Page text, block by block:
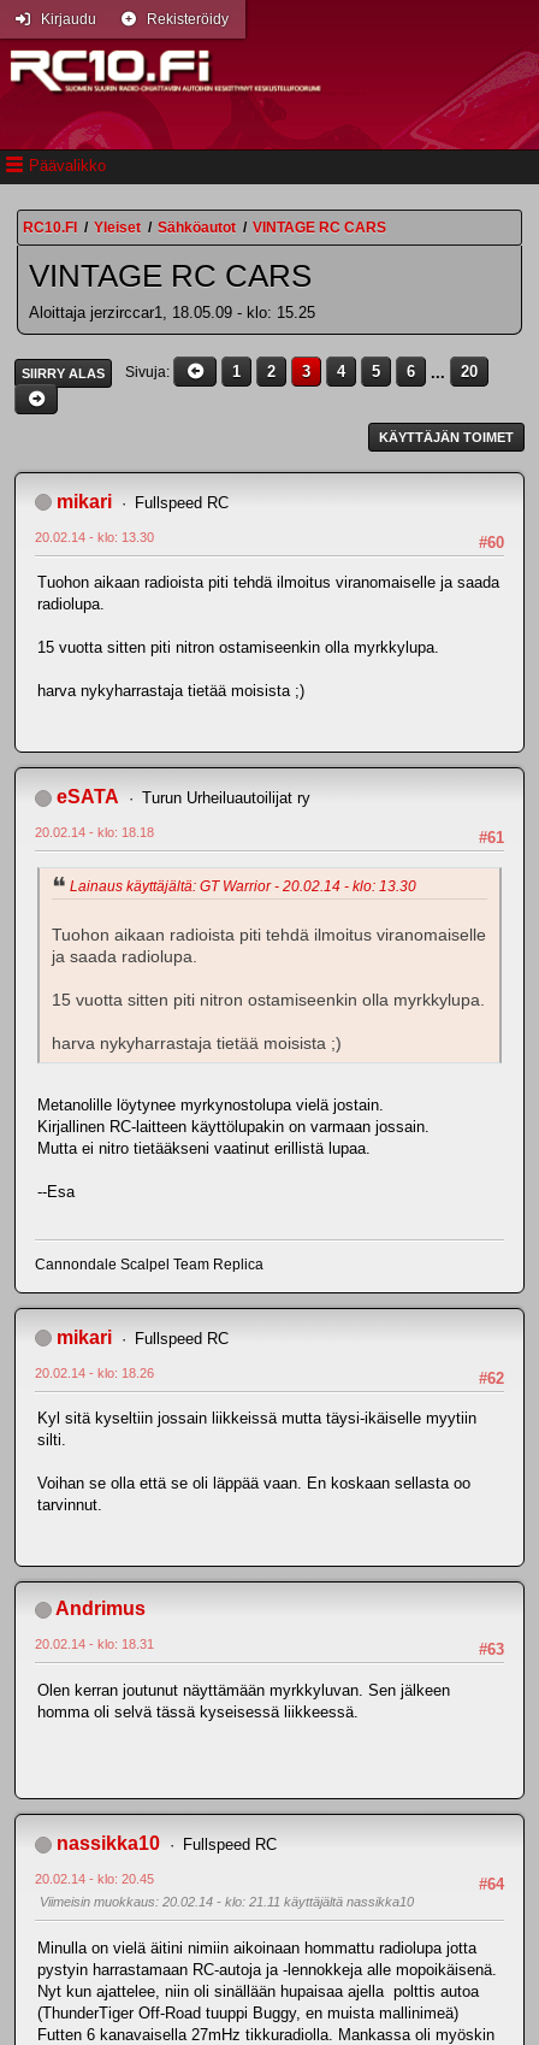
Päävalikko
Kirjaudu Rekisteröidy
RC10.FI / Yleiset / Sähköautot / VINTAGE RC CARS
VINTAGE RC CARS
Aloittaja jerzirccar1, 18.05.09 - klo: 15.25
SIIRRY ALAS Sivuja 1 2 3 4 5 6 ... 20
KÄYTTÄJÄN TOIMET
mikari Fullspeed RC
#60
20.02.14 - klo: 13.30
Tuohon aikaan radioista piti tehdä ilmoitus viranomaiselle ja saada
radiolupa.
15 vuotta sitten piti nitron ostamiseenkin olla myrkkylupa.
harva nykyharrastaja tietää moisista ;)
eSATA Turun Urheiluautoilijat ry
#61
20.02.14 - klo: 18.18
Lainaus käyttäjältä: GT Warrior - 20.02.14 - klo: 13.30
Tuohon aikaan radioista piti tehdä ilmoitus viranomaiselle
ja saada radiolupa.
15 vuotta sitten piti nitron ostamiseenkin olla myrkkylupa.
harva nykyharrastaja tietää moisista ;)
Metanolille löytynee myrkynostolupa vielä jostain.
Kirjallinen RC-laitteen käyttölupakin on varmaan jossain.
Mutta ei nitro tietääkseni vaatinut erillistä lupaa.
--Esa
Cannondale Scalpel Team Replica
mikari Fullspeed RC
#62
20.02.14 - klo: 18.26
Kyl sitä kyseltiin jossain liikkeissä mutta täysi-ikäiselle myytiin
silti.
Voihan se olla että se oli läppää vaan. En koskaan sellasta oo
tarvinnut.
Andrimus
#63
20.02.14 - klo: 18.31
Olen kerran joutunut näyttämään myrkkyluvan. Sen jälkeen
homma oli selvä tässä kyseisessä liikkeessä.
nassikka10 Fullspeed RC
#64
20.02.14 - klo: 20.45
Viimeisin muokkaus: 20.02.14 - klo: 21.11 käyttäjältä nassikka10
Minulla on vielä äitini nimiin aikoinaan hommattu radiolupa jotta
pystyin harrastamaan RC-autoja ja -lennokkeja alle mopoikäisenä.
Nyt kun ajattelee, niin oli sinällään hupaisaa ajella polttis autoa
(ThunderTiger Off-Road tuuppi Buggy, en muista mallinimeä)
Futten 6 kanavaisella 27mHz tikkuradiolla. Mankassa oli myöskin